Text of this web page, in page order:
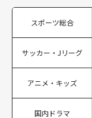
スポーツ総合
サッカー・Jリーグ
アニメ・キッズ
国内ドラマ